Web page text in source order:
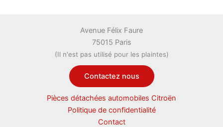
Avenue Félix Faure
75015 Paris
(Il n'est pas utilisé pour les plaintes)
Contactez nous
Pièces détachées automobiles Citroën
Politique de confidentialité
Contact